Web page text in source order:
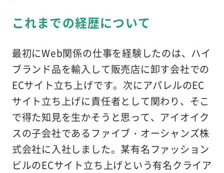
これまでの経歴について
最初にWeb関係の仕事を経験したのは、ハイ
ブランド品を輸入して販売店に卸す会社での
ECサイト立ち上げです。次にアパレルのEC
サイト立ち上げに責任者として関わり、そこ
で得た知見を生かそうと思って、アイオイク
スの子会社であるファイブ・オーシャンズ株
式会社に入社しました。某有名ファッション
ビルのECサイト立ち上げという有名クライア